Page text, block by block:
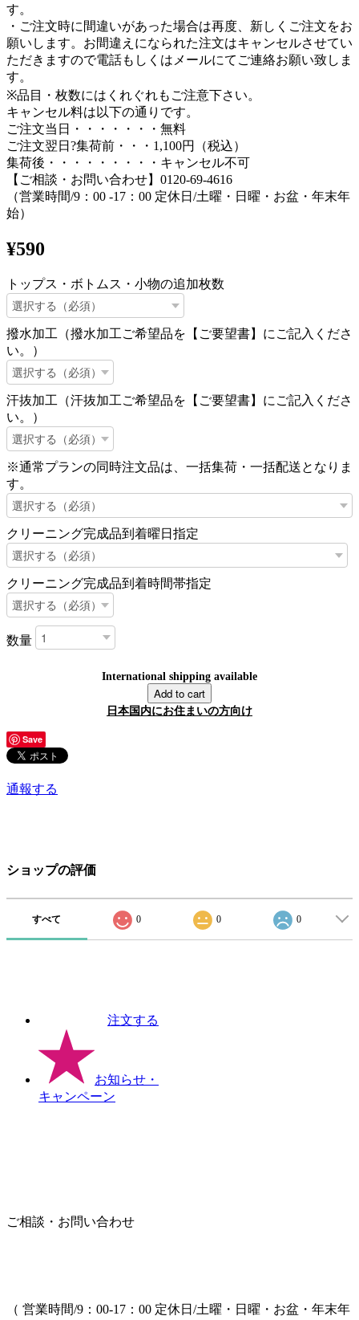
す。
・ご注文時に間違いがあった場合は再度、新しくご注文をお
願いします。お間違えになられた注文はキャンセルさせてい
ただきますので電話もしくはメールにてご連絡お願い致しま
す。
※品目・枚数にはくれぐれもご注意下さい。
キャンセル料は以下の通りです。
ご注文当日・・・・・・・無料
ご注文翌日?集荷前・・・1,100円（税込）
集荷後・・・・・・・・・キャンセル不可
【ご相談・お問い合わせ】0120-69-4616
（営業時間/9：00 -17：00 定休日/土曜・日曜・お盆・年末年
始）
¥590
トップス・ボトムス・小物の追加枚数
撥水加工（撥水加工ご希望品を【ご要望書】にご記入くださ
い。）
汗抜加工（汗抜加工ご希望品を【ご要望書】にご記入くださ
い。）
※通常プランの同時注文品は、一括集荷・一括配送となりま
す。
クリーニング完成品到着曜日指定
クリーニング完成品到着時間帯指定
数量
International shipping available
Add to cart
日本国内にお住まいの方向け
Save
通報する
ショップの評価
すべて 0 0 0
注文する
お知らせ ・
キャンペーン
ご相談・お問い合わせ
（ 営業時間/9：00-17：00 定休日/土曜・日曜・お盆・年末年